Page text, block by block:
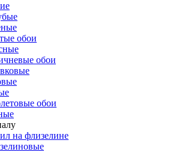
обои
обои
обои
на флизелине